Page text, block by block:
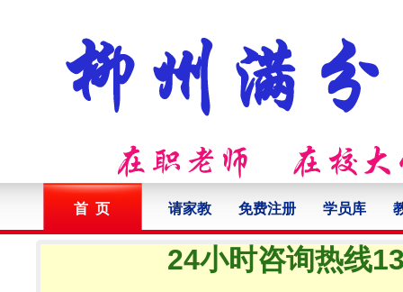
首 页 请家教 免费注册 学员库
24小时咨询热线